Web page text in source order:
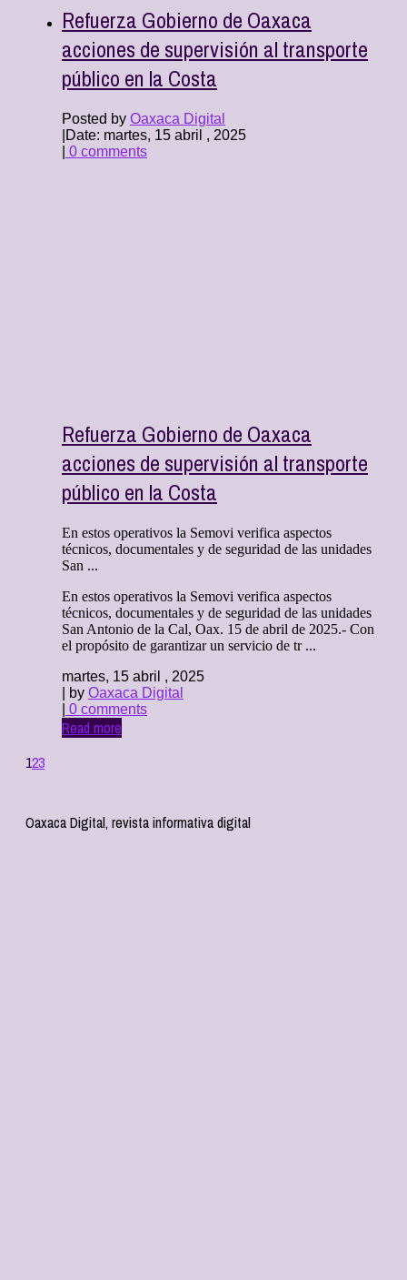
Refuerza Gobierno de Oaxaca
acciones de supervisión al transporte
público en la Costa
Posted by Oaxaca Digital
Date: martes, 15 abril , 2025
0 comments
Refuerza Gobierno de Oaxaca
acciones de supervisión al transporte
público en la Costa
En estos operativos la Semovi verifica aspectos
técnicos, documentales y de seguridad de las unidades
San ...
En estos operativos la Semovi verifica aspectos
técnicos, documentales y de seguridad de las unidades
San Antonio de la Cal, Oax. 15 de abril de 2025.- Con
el propósito de garantizar un servicio de tr ...
martes, 15 abril , 2025
| by Oaxaca Digital
0 comments
Read more
123
Oaxaca Digital, revista informativa digital